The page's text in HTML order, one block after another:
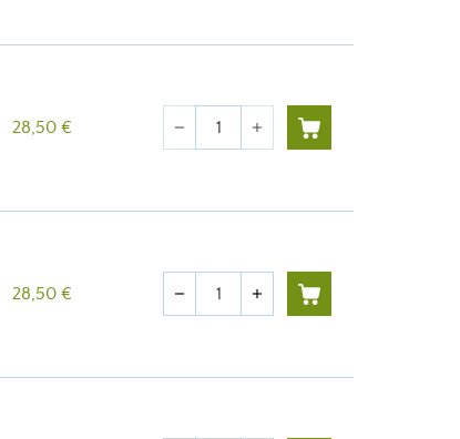
28,50 € Quantité
remove add
28,50 € Quantité
remove add